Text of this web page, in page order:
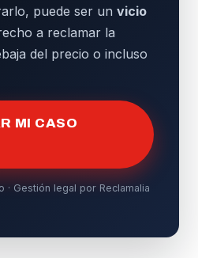
puede ser un vicio
a reclamar la
del precio o incluso
MI CASO
· Gestión legal por Reclamalia